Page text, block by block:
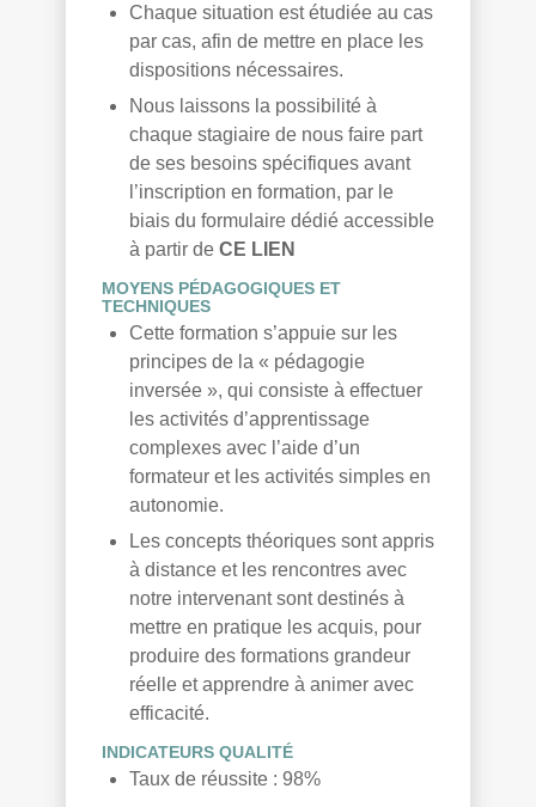
Chaque situation est étudiée au cas
par cas, afin de mettre en place les
dispositions nécessaires.
Nous laissons la possibilité à
chaque stagiaire de nous faire part
de ses besoins spécifiques avant
l’inscription en formation, par le
biais du formulaire dédié accessible
à partir de CE LIEN
MOYENS PÉDAGOGIQUES ET
TECHNIQUES
Cette formation s’appuie sur les
principes de la « pédagogie
inversée », qui consiste à effectuer
les activités d’apprentissage
complexes avec l’aide d’un
formateur et les activités simples en
autonomie.
Les concepts théoriques sont appris
à distance et les rencontres avec
notre intervenant sont destinés à
mettre en pratique les acquis, pour
produire des formations grandeur
réelle et apprendre à animer avec
efficacité.
INDICATEURS QUALITÉ
Taux de réussite : 98%